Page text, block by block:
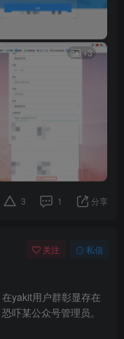
+3
3 1 分享
关注 私信
yakit用户群彰显存在
吓某公众号管理员。